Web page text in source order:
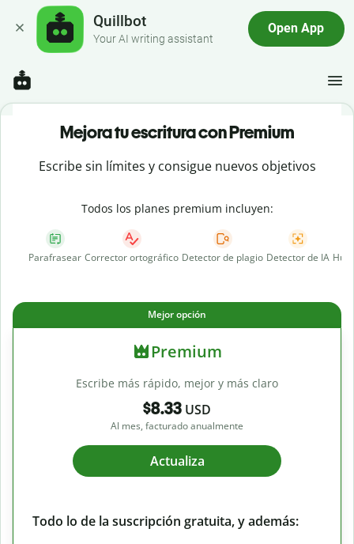
Quillbot
Your AI writing assistant
Open App
Mejora tu escritura con Premium
Escribe sin límites y consigue nuevos objetivos
Todos los planes premium incluyen:
Parafrasear Corrector ortográfico Detector de plagio Detector de IA
Mejor opción
Premium
Escribe más rápido, mejor y más claro
$8.33 USD
Al mes, facturado anualmente
Actualiza
Todo lo de la suscripción gratuita, y además: